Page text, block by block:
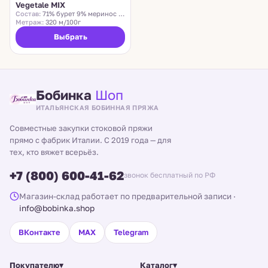
Vegetale MIX
Состав: 71% бурет 9% меринос 20% верблюд
Метраж: 320 м/100г
Выбрать
Бобинка Шоп
ИТАЛЬЯНСКАЯ БОБИННАЯ ПРЯЖА
Совместные закупки стоковой пряжи
прямо с фабрик Италии. С 2019 года — для
тех, кто вяжет всерьёз.
+7 (800) 600-41-62звонок бесплатный по РФ
Магазин-склад работает по предварительной записи ·
info@bobinka.shop
ВКонтакте MAX Telegram
Покупателю▾ Каталог▾